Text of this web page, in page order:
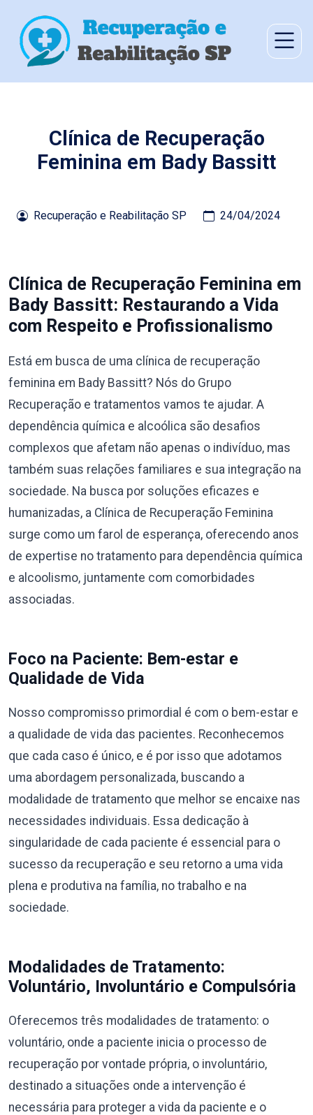
Clínica de Recuperação
Feminina em Bady Bassitt
Recuperação e Reabilitação SP 24/04/2024
Clínica de Recuperação Feminina em
Bady Bassitt: Restaurando a Vida
com Respeito e Profissionalismo
Está em busca de uma clínica de recuperação
feminina em Bady Bassitt? Nós do Grupo
Recuperação e tratamentos vamos te ajudar. A
dependência química e alcoólica são desafios
complexos que afetam não apenas o indivíduo, mas
também suas relações familiares e sua integração na
sociedade. Na busca por soluções eficazes e
humanizadas, a Clínica de Recuperação Feminina
surge como um farol de esperança, oferecendo anos
de expertise no tratamento para dependência química
e alcoolismo, juntamente com comorbidades
associadas.
Foco na Paciente: Bem-estar e
Qualidade de Vida
Nosso compromisso primordial é com o bem-estar e
a qualidade de vida das pacientes. Reconhecemos
que cada caso é único, e é por isso que adotamos
uma abordagem personalizada, buscando a
modalidade de tratamento que melhor se encaixe nas
necessidades individuais. Essa dedicação à
singularidade de cada paciente é essencial para o
sucesso da recuperação e seu retorno a uma vida
plena e produtiva na família, no trabalho e na
sociedade.
Modalidades de Tratamento:
Voluntário, Involuntário e Compulsória
Oferecemos três modalidades de tratamento: o
voluntário, onde a paciente inicia o processo de
recuperação por vontade própria, o involuntário,
destinado a situações onde a intervenção é
necessária para proteger a vida da paciente e o